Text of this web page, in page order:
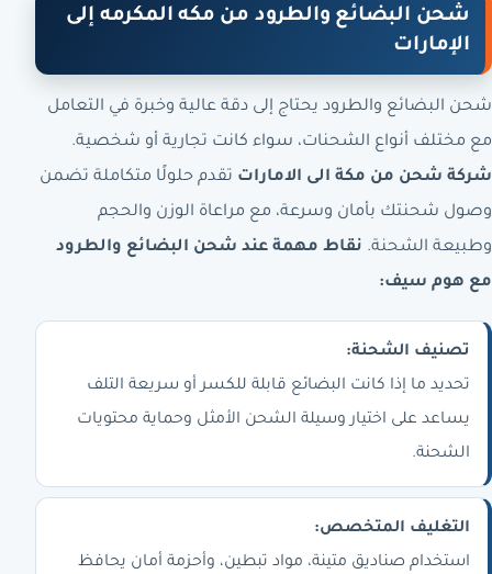
شحن البضائع والطرود من مكه المكرمه إلى
الإمارات
شحن البضائع والطرود يحتاج إلى دقة عالية وخبرة في التعامل
مع مختلف أنواع الشحنات، سواء كانت تجارية أو شخصية.
شركة شحن من مكة الى الامارات تقدم حلولًا متكاملة تضمن
وصول شحنتك بأمان وسرعة، مع مراعاة الوزن والحجم
وطبيعة الشحنة. نقاط مهمة عند شحن البضائع والطرود
مع هوم سيف:
تصنيف الشحنة:
تحديد ما إذا كانت البضائع قابلة للكسر أو سريعة التلف
يساعد على اختيار وسيلة الشحن الأمثل وحماية محتويات
الشحنة.
التغليف المتخصص:
استخدام صناديق متينة، مواد تبطين، وأحزمة أمان يحافظ